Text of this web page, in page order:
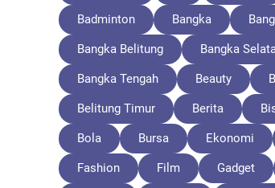
Badminton Bangka
Bangka Belitung Bangka
Bangka Tengah Beauty
Belitung Timur Berita
Bola Bursa Ekonomi
Fashion Film Gadget